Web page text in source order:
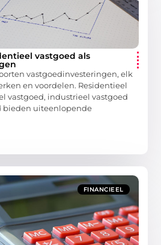
vastgoed als
vastgoedinvesteringen, elk
en voordelen. Residentieel
vastgoed, industrieel vastgoed
bieden uiteenlopende
FINANCIEEL